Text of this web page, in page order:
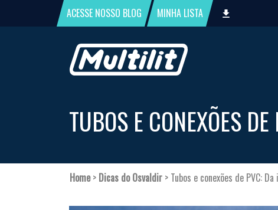
ACESSE NOSSO BLOG MINHA LISTA
TUBOS E CONEXÕES
Home> Dicas do Osvaldir > Tubos e conexões de PVC: